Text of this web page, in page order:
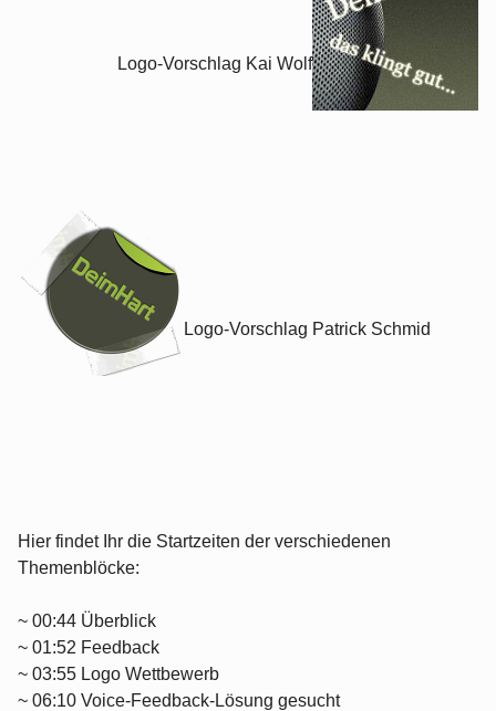
Logo-Vorschlag Kai Wolf
Logo-Vorschlag Patrick Schmid
Hier findet Ihr die Startzeiten der verschiedenen
Themenblöcke:
~ 00:44 Überblick
~ 01:52 Feedback
~ 03:55 Logo Wettbewerb
~ 06:10 Voice-Feedback-Lösung gesucht